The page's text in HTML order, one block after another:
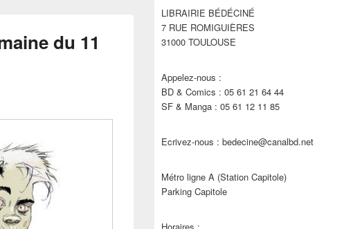
du 11
barre
latérale
LIBRAIRIE BÉDÉCINÉ
7 RUE ROMIGUIÈRES
31000 TOULOUSE
Appelez-nous :
BD & Comics : 05 61 21 64 44
SF & Manga : 05 61 12 11 85
Ecrivez-nous : bedecine@canalbd.net
Métro ligne A (Station Capitole)
Parking Capitole